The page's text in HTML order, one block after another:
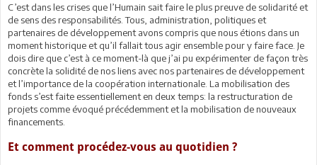
C’est dans les crises que l’Humain sait faire le plus preuve de solidarité et
de sens des responsabilités. Tous, administration, politiques et
partenaires de développement avons compris que nous étions dans un
moment historique et qu’il fallait tous agir ensemble pour y faire face. Je
dois dire que c’est à ce moment-là que j’ai pu expérimenter de façon très
concrète la solidité de nos liens avec nos partenaires de développement
et l’importance de la coopération internationale. La mobilisation des
fonds s’est faite essentiellement en deux temps: la restructuration de
projets comme évoqué précédemment et la mobilisation de nouveaux
financements.
Et comment procédez-vous au quotidien ?